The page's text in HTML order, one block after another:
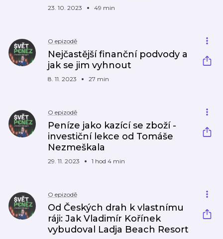
23. 10. 2023 49 min
O epizodě
Nejčastější finanční podvody a
jak se jim vyhnout
8. 11. 2023 27 min
O epizodě
Peníze jako kazící se zboží -
investiční lekce od Tomáše
Nezmeškala
29. 11. 2023 1 hod 4 min
O epizodě
Od Českých drah k vlastnímu
ráji: Jak Vladimír Kořínek
vybudoval Ladja Beach Resort